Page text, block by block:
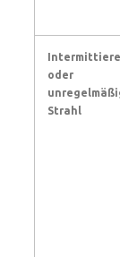
oder
Strahl